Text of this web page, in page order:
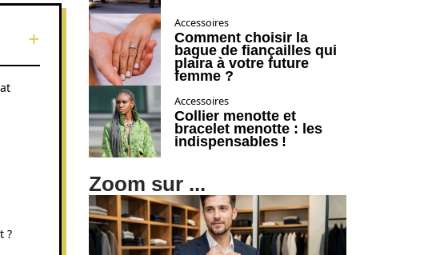
?
Accessoires
Comment choisir la
bague de fiançailles qui
plaira à votre future
femme ?
Accessoires
Collier menotte et
bracelet menotte : les
indispensables !
Zoom sur ...